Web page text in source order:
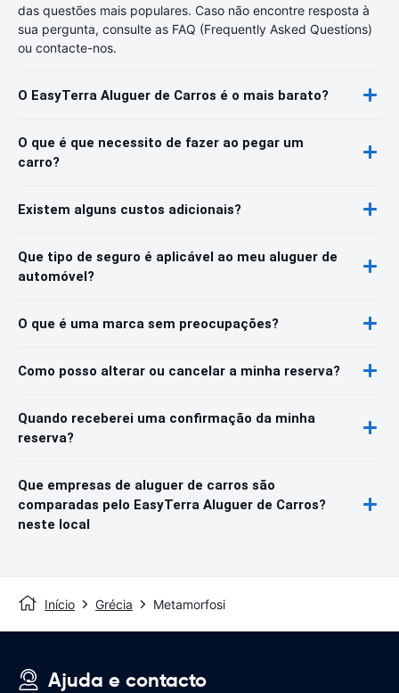
das questões mais populares. Caso não encontre resposta à
sua pergunta, consulte as FAQ (Frequently Asked Questions)
ou contacte-nos.
O EasyTerra Aluguer de Carros é o mais barato?
O que é que necessito de fazer ao pegar um
carro?
Existem alguns custos adicionais?
Que tipo de seguro é aplicável ao meu aluguer de
automóvel?
O que é uma marca sem preocupações?
Como posso alterar ou cancelar a minha reserva?
Quando receberei uma confirmação da minha
reserva?
Que empresas de aluguer de carros são
comparadas pelo EasyTerra Aluguer de Carros?
neste local
Início Grécia Metamorfosi
Ajuda e contacto